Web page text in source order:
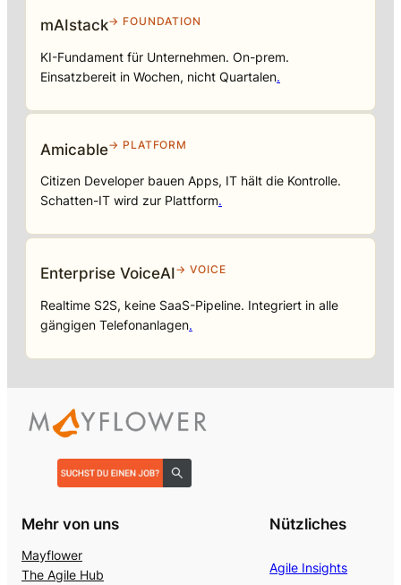
mAIstack→ FOUNDATION
KI-Fundament für Unternehmen. On-prem.
Einsatzbereit in Wochen, nicht Quartalen.
Amicable→ PLATFORM
Citizen Developer bauen Apps, IT hält die Kontrolle.
Schatten-IT wird zur Plattform.
Enterprise VoiceAI→ VOICE
Realtime S2S, keine SaaS-Pipeline. Integriert in alle
gängigen Telefonanlagen.
Mehr von uns
Mayflower
The Agile Hub
Nützliches
Agile Insights